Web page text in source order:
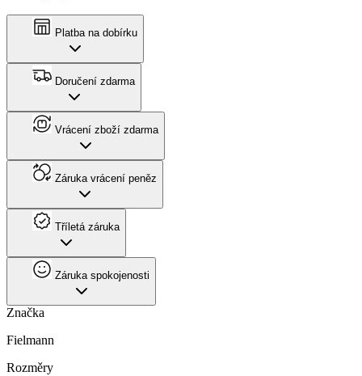
Platba na dobírku
Doručení zdarma
Vrácení zboží zdarma
Záruka vrácení peněz
Tříletá záruka
Záruka spokojenosti
Značka
Fielmann
Rozměry